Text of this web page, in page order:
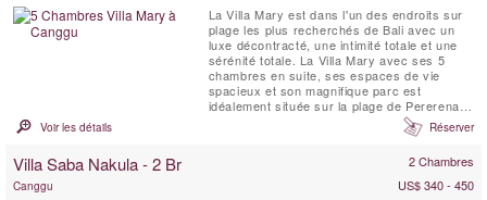
La Villa Mary est dans l'un des endroits sur
plage les plus recherchés de Bali avec un
luxe décontracté, une intimité totale et une
sérénité totale. La Villa Mary avec ses 5
chambres en suite, ses espaces de vie
spacieux et son magnifique parc est
idéalement située sur la plage de Pererenan
connue seulement de quelques surfeurs
expérimentés et de quelques Balinais locaux.
Voir les détails Réserver
Villa Saba Nakula - 2 Br 2 Chambres
Canggu
US$ 340 - 450